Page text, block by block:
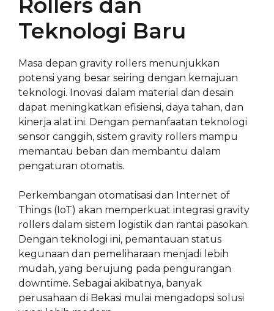
Teknologi Baru
Masa depan gravity rollers menunjukkan
potensi yang besar seiring dengan kemajuan
teknologi. Inovasi dalam material dan desain
dapat meningkatkan efisiensi, daya tahan, dan
kinerja alat ini. Dengan pemanfaatan teknologi
sensor canggih, sistem gravity rollers mampu
memantau beban dan membantu dalam
pengaturan otomatis.
Perkembangan otomatisasi dan Internet of
Things (IoT) akan memperkuat integrasi gravity
rollers dalam sistem logistik dan rantai pasokan.
Dengan teknologi ini, pemantauan status
kegunaan dan pemeliharaan menjadi lebih
mudah, yang berujung pada pengurangan
downtime. Sebagai akibatnya, banyak
perusahaan di Bekasi mulai mengadopsi solusi